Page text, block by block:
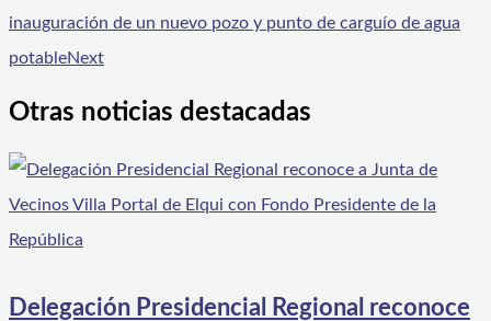
inauguración de un nuevo pozo y punto de carguío de agua
potableNext
Otras noticias destacadas
Delegación Presidencial Regional reconoce